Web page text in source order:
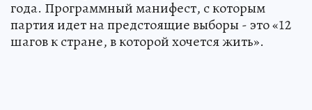
года. Программный манифест, с которым
партия идет на предстоящие выборы - это «12
шагов к стране, в которой хочется жить».